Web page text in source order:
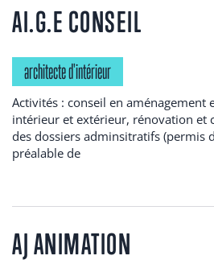
AI.G.E CONSEIL
architecte d'intérieur
Activités : conseil en aménagement
intérieur et extérieur, rénovation et
des dossiers adminsitratifs (permis
préalable de
AJ ANIMATION